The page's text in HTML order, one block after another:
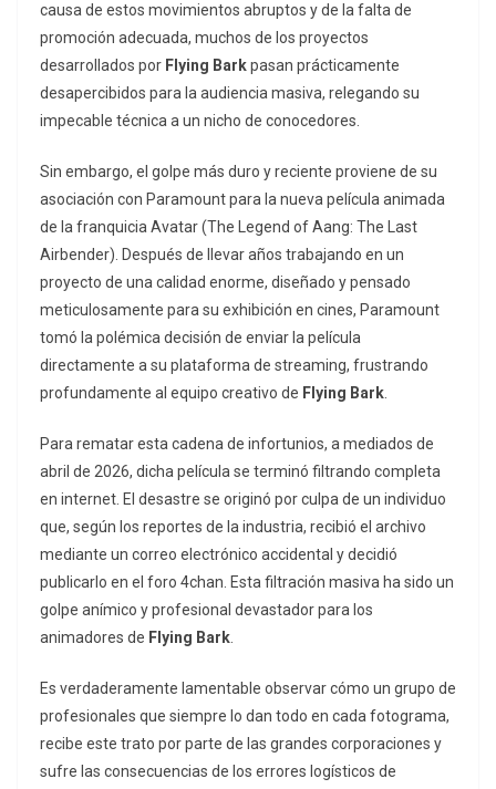
causa de estos movimientos abruptos y de la falta de
promoción adecuada, muchos de los proyectos
desarrollados por Flying Barkpasan prácticamente
desapercibidos para la audiencia masiva, relegando su
impecable técnica a un nicho de conocedores.
Sin embargo, el golpe más duro y reciente proviene de su
asociación con Paramount para la nueva película animada
de la franquicia Avatar (The Legend of Aang: The Last
Airbender). Después de llevar años trabajando en un
proyecto de una calidad enorme, diseñado y pensado
meticulosamente para su exhibición en cines, Paramount
tomó la polémica decisión de enviar la película
directamente a su plataforma de streaming, frustrando
profundamente al equipo creativo de Flying Bark
Para rematar esta cadena de infortunios, a mediados de
abril de 2026, dicha película se terminó filtrando completa
en internet . El desastre se originó por culpa de un individuo
que, según los reportes de la industria, recibió el archivo
mediante un correo electrónico accidental y decidió
publicarlo en el foro 4chan. Esta filtración masiva ha sido un
golpe anímico y profesional devastador para los
animadores de Flying Bark
Es verdaderamente lamentable observar cómo un grupo de
profesionales que siempre lo dan todo en cada fotograma,
recibe este trato por parte de las grandes corporaciones y
sufre las consecuencias de los errores logísticos de